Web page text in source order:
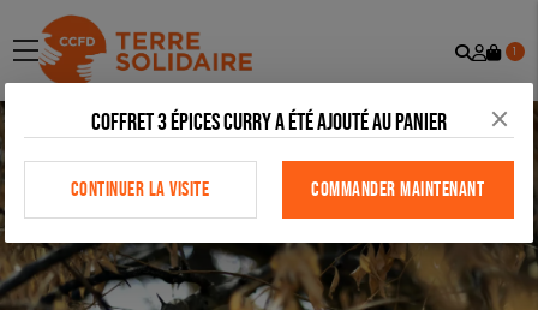
menu
Mon
1
Coffret 3 épices curry a été ajouté au panier
CONTINUER LA VISITE COMMANDER MAINTENANT